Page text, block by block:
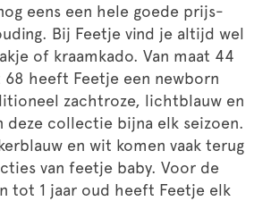
eens een hele goede prijs-
Bij Feetje vind je altijd wel
of kraamkado. Van maat 44
heeft Feetje een newborn
zachtroze, lichtblauw en
deze collectie bijna elk seizoen.
en wit komen vaak terug
van feetje baby. Voor de
tot 1 jaar oud heeft Feetje elk